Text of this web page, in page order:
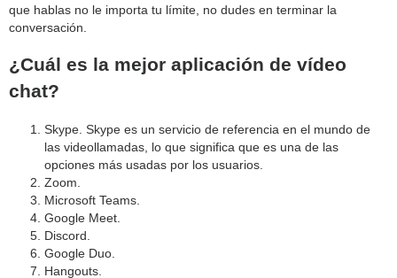
que hablas no le importa tu límite, no dudes en terminar la
conversación.
¿Cuál es la mejor aplicación de vídeo
chat?
Skype. Skype es un servicio de referencia en el mundo de
las videollamadas, lo que significa que es una de las
opciones más usadas por los usuarios.
Zoom.
Microsoft Teams.
Google Meet.
Discord.
Google Duo.
Hangouts.